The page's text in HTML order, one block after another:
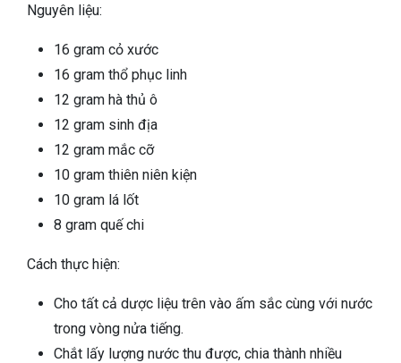
Nguyên liệu:
16 gram cỏ xước
16 gram thổ phục linh
12 gram hà thủ ô
12 gram sinh địa
12 gram mắc cỡ
10 gram thiên niên kiện
10 gram lá lốt
8 gram quế chi
Cách thực hiện:
Cho tất cả dược liệu trên vào ấm sắc cùng với nước
trong vòng nửa tiếng.
Chắt lấy lượng nước thu được, chia thành nhiều